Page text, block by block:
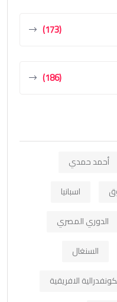
(173)
(186)
أحمد حمدي
اسبانيا
الدوري المصري
السنغال
الافريقية